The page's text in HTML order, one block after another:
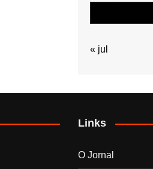
« jul
Links
O Jornal